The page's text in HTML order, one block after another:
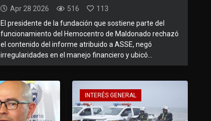
Apr 28 2026 516
113
El presidente de la fundación que sostiene parte del
funcionamiento del Hemocentro de Maldonado rechazó
el contenido del informe atribuido a ASSE, negó
irregularidades en el manejo financiero y ubicó...
INTERÉS GENERAL